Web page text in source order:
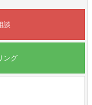
談
ング